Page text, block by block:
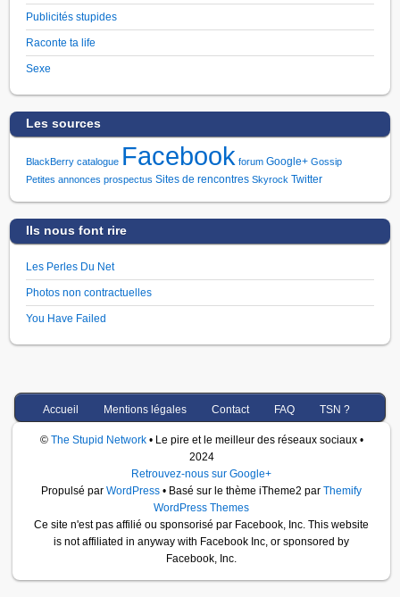
Publicités stupides
Raconte ta life
Sexe
Les sources
BlackBerry catalogue Facebook forum Google+ Gossip
Petites annonces prospectus Sites de rencontres Skyrock Twitter
Ils nous font rire
Les Perles Du Net
Photos non contractuelles
You Have Failed
Accueil Mentions légales Contact FAQ TSN ?
© The Stupid Network• Le pire et le meilleur des réseaux sociaux •
2024
Retrouvez-nous sur Google+
Propulsé par WordPress • Basé sur le thème iTheme2 par Themify
WordPress Themes
Ce site n'est pas affilié ou sponsorisé par Facebook, Inc. This website
is not affiliated in anyway with Facebook Inc, or sponsored by
Facebook, Inc.